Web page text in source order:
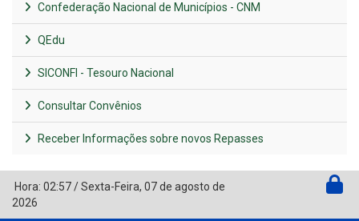
Confederação Nacional de Municípios - CNM
QEdu
SICONFI - Tesouro Nacional
Consultar Convênios
Receber Informações sobre novos Repasses
Hora: 02:57/Sexta-Feira, 07 de agosto de
2026